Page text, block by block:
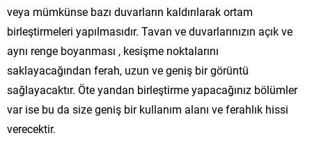
veya mümkünse bazı duvarların kaldırılarak ortam
birleştirmeleri yapılmasıdır. Tavan ve duvarlarınızın açık ve
aynı renge boyanması , kesişme noktalarını
saklayacağından ferah, uzun ve geniş bir görüntü
sağlayacaktır. Öte yandan birleştirme yapacağınız bölümler
var ise bu da size geniş bir kullanım alanı ve ferahlık hissi
verecektir.